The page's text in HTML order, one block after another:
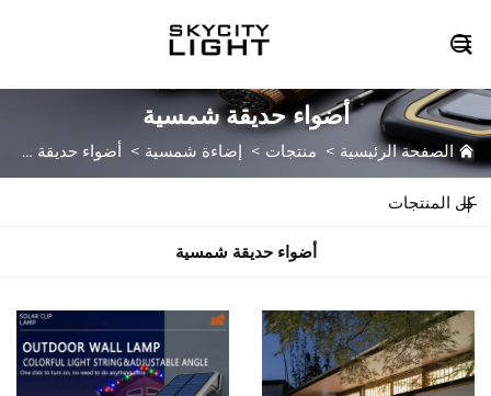

أضواء حديقة شمسية
الصفحة الرئيسية > منتجات > إضاءة شمسية > أضواء حديقة شمسية
كل المنتجات
أضواء حديقة شمسية